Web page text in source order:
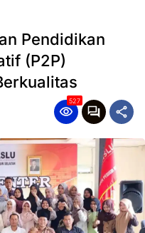
Pendidikan
(P2P)
527